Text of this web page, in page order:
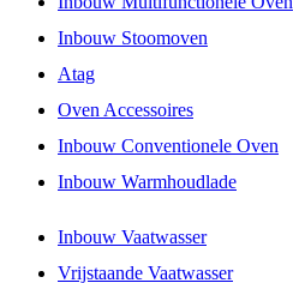
Inbouw Stoomoven
Atag
Oven Accessoires
Inbouw Conventionele Oven
Inbouw Warmhoudlade
Inbouw Vaatwasser
Vrijstaande Vaatwasser